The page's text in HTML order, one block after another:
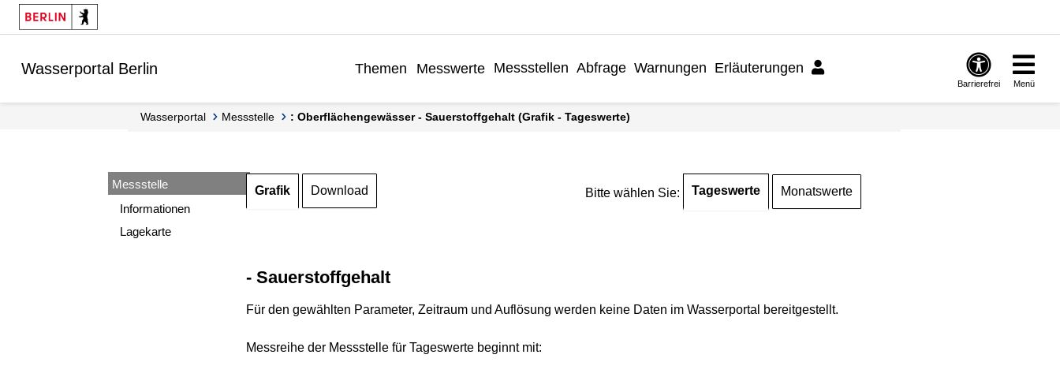
Springe zur Navigation
Springe zum Inhalt
Wasserportal Berlin Themen Messwerte Messstellen Abfrage Warnungen Erläuterungen
Barrierefrei Menü
Wasserportal Messstelle : Oberflächengewässer - Sauerstoffgehalt (Grafik - Tageswerte)
Messstelle
Informationen
Lagekarte
Grafik Download Bitte wählen Sie: Tageswerte Monatswerte
- Sauerstoffgehalt
Für den gewählten Parameter, Zeitraum und Auflösung werden keine Daten im Wasserportal bereitgestellt.
Messreihe der Messstelle für Tageswerte beginnt mit: